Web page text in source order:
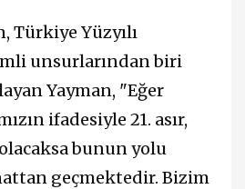
Türkiye Yüzyılı
unsurlarından biri
Yayman, "Eğer
ifadesiyle 21. asır,
bunun yolu
geçmektedir. Bizim